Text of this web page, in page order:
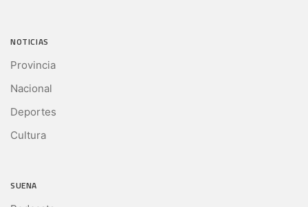
NOTICIAS
Provincia
Nacional
Deportes
Cultura
SUENA